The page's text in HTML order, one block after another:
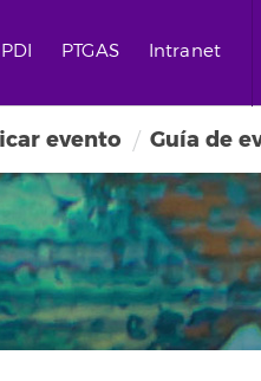
PDI PTGAS Intranet
evento Guía de